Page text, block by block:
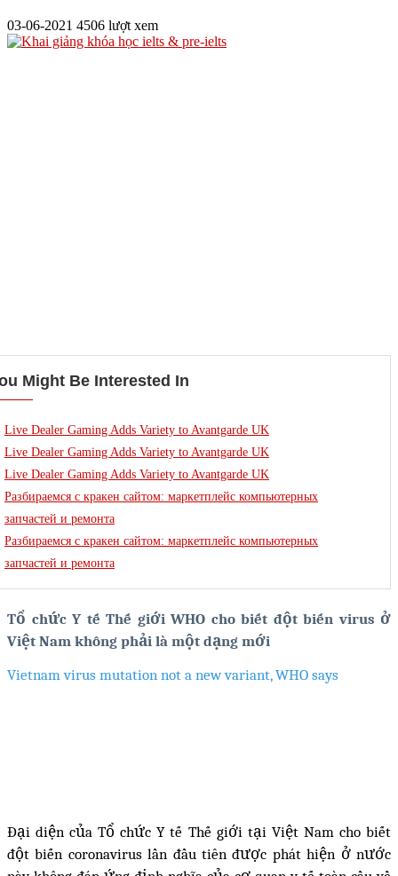
03-06-2021 4506 lượt xem
Might Be Interested In
Live Dealer Gaming Adds Variety to Avantgarde UK
Live Dealer Gaming Adds Variety to Avantgarde UK
Live Dealer Gaming Adds Variety to Avantgarde UK
Разбираемся с кракен сайтом: маркетплейс компьютерных
запчастей и ремонта
Разбираемся с кракен сайтом: маркетплейс компьютерных
запчастей и ремонта
Tổ chức Y tế Thế giới WHO cho biết đột biến virus ở
Việt Nam không phải là một dạng mới
Vietnam virus mutation not a new variant, WHO says
Đại diện của Tổ chức Y tế Thế giới tại Việt Nam cho biết
đột biến coronavirus lần đầu tiên được phát hiện ở nước